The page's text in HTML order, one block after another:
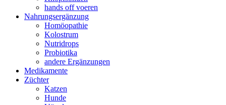
hands off voeren
Nahrungsergänzung
Homöopathie
Kolostrum
Nutridrops
Probiotika
andere Ergänzungen
Medikamente
Züchter
Katzen
Hunde